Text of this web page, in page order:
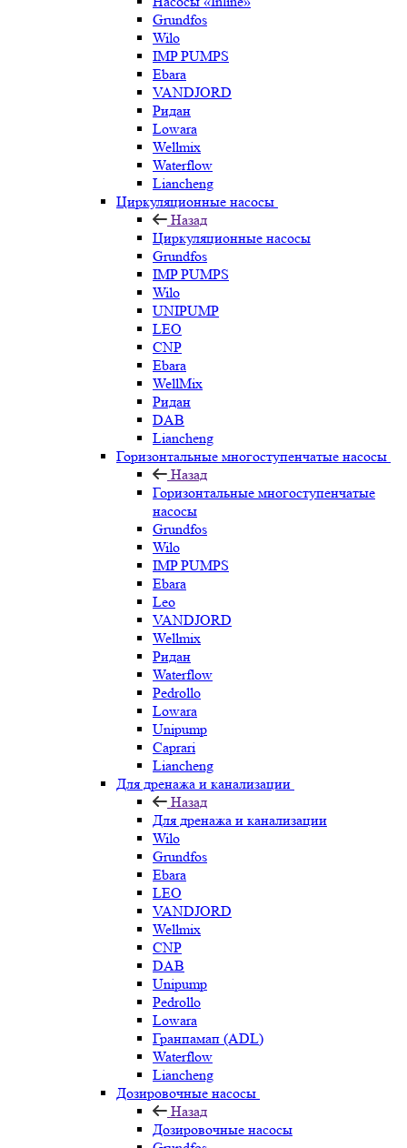
Grundfos
Wilo
IMP PUMPS
Ebara
VANDJORD
Ридан
Lowara
Wellmix
Waterflow
Liancheng
Циркуляционные насосы
Назад
Циркуляционные насосы
Grundfos
IMP PUMPS
Wilo
UNIPUMP
LEO
CNP
Ebara
WellMix
Ридан
DAB
Liancheng
Горизонтальные многоступенчатые насосы
Назад
Горизонтальные многоступенчатые
насосы
Grundfos
Wilo
IMP PUMPS
Ebara
Leo
VANDJORD
Wellmix
Ридан
Waterflow
Pedrollo
Lowara
Unipump
Caprari
Liancheng
Для дренажа и канализации
Назад
Для дренажа и канализации
Wilo
Grundfos
Ebara
LEO
VANDJORD
Wellmix
CNP
DAB
Unipump
Pedrollo
Lowara
Гранпамап (ADL)
Waterflow
Liancheng
Дозировочные насосы
Назад
Дозировочные насосы